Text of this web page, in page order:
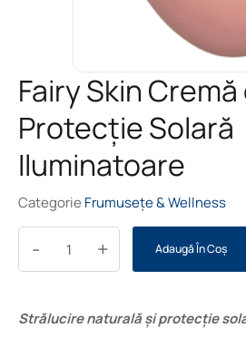
Fairy Skin Cremă
Protecție Solară
Iluminatoare
Categorie Frumusețe & Wellness
+
- Adaugă În Coș
Strălucire naturală și protecție